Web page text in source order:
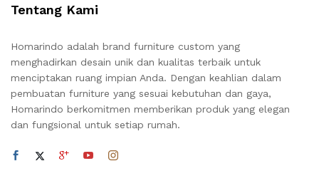
Tentang Kami
Homarindo adalah brand furniture custom yang
menghadirkan desain unik dan kualitas terbaik untuk
menciptakan ruang impian Anda. Dengan keahlian dalam
pembuatan furniture yang sesuai kebutuhan dan gaya,
Homarindo berkomitmen memberikan produk yang elegan
dan fungsional untuk setiap rumah.